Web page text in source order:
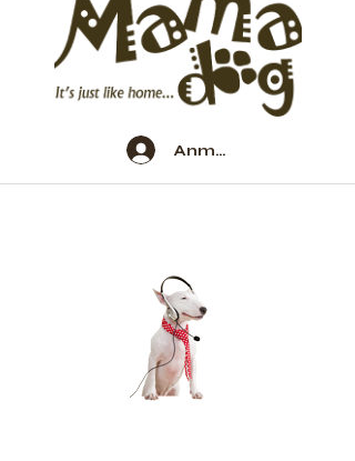
Anmelden